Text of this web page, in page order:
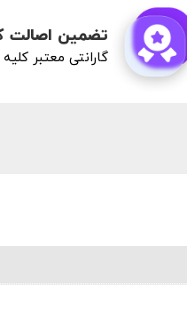
تضمین اصالت
گارانتی معتبر